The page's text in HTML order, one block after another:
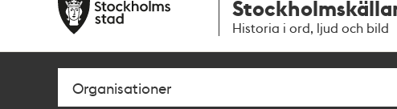
navigationen
huvudinnehållet
Historia i ord, ljud och bild
Sök